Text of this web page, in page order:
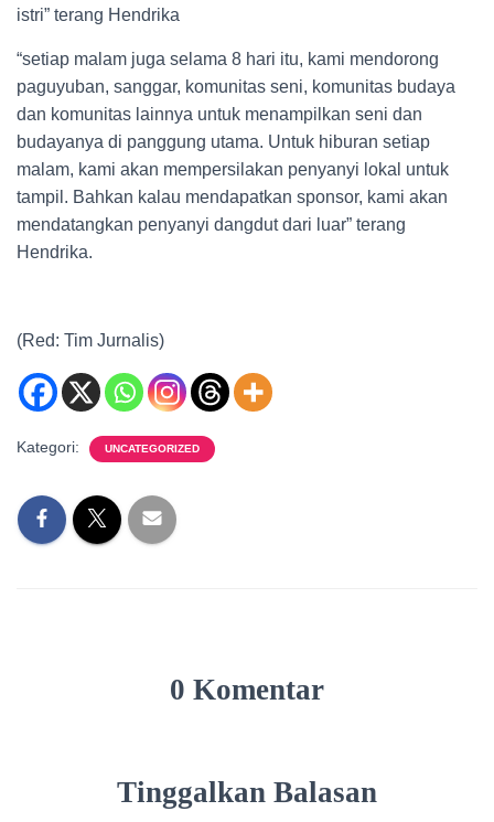
istri” terang Hendrika
“setiap malam juga selama 8 hari itu, kami mendorong
paguyuban, sanggar, komunitas seni, komunitas budaya
dan komunitas lainnya untuk menampilkan seni dan
budayanya di panggung utama. Untuk hiburan setiap
malam, kami akan mempersilakan penyanyi lokal untuk
tampil. Bahkan kalau mendapatkan sponsor, kami akan
mendatangkan penyanyi dangdut dari luar” terang
Hendrika.
(Red: Tim Jurnalis)
Kategori: UNCATEGORIZED
0 Komentar
Tinggalkan Balasan